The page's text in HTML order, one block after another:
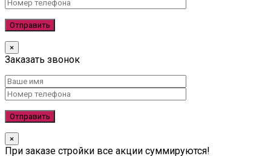
×
Заказать звонок
×
При заказе стройки все акции суммируются!